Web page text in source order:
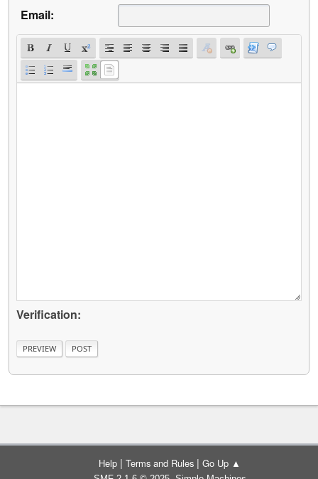
Email:
Verification:
Help | Terms and Rules | Go Up ▲